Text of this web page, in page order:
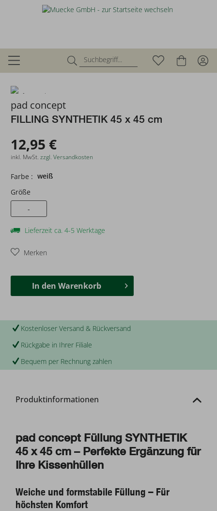
zurück
pad concept
FILLING SYNTHETIK 45 x 45 cm
12,95 €
inkl. MwSt.zzgl. Versandkosten
Farbe : weiß
Größe
-
Lieferzeit ca. 4-5 Werktage
Merken
In den Warenkorb
Kostenloser Versand & Rückversand
Rückgabe in Ihrer Filiale
Bequem per Rechnung zahlen
Produktinformationen
pad concept Füllung SYNTHETIK
45 x 45 cm – Perfekte Ergänzung für
Ihre Kissenhüllen
Weiche und formstabile Füllung – Für
höchsten Komfort